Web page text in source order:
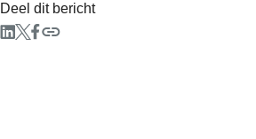
Deel dit bericht